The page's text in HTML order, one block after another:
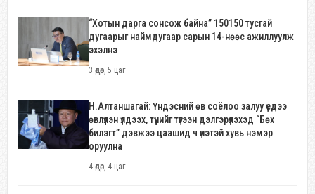
“Хотын дарга сонсож байна” 150150 тусгай
дугаарыг наймдугаар сарын 14-нөөс ажиллуулж
эхэлнэ
3 өдөр, 5 цаг
Н.Алтаншагай: Үндэсний өв соёлоо залуу үедээ
өвлүүлэн үлдээх, түүнийг түгээн дэлгэрүүлэхэд “Бөх
билэгт” дэвжээ цаашид ч үнэтэй хувь нэмэр
оруулна
4 өдөр, 4 цаг